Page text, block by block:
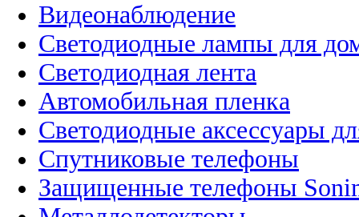
Видеонаблюдение
Светодиодные лампы для
Светодиодная лента
Автомобильная пленка
Светодиодные аксессуары
Спутниковые телефоны
Защищенные телефоны